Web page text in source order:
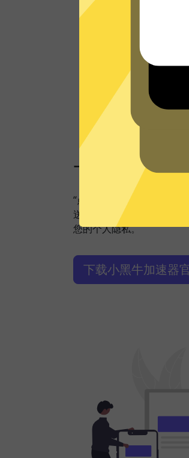
看看其他人对小
一键连接，
“点击加速”，一键轻松连
送私密信息等，小黑牛加
您的个人隐私。
下载小黑牛加速器